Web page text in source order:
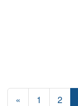
« 1 2